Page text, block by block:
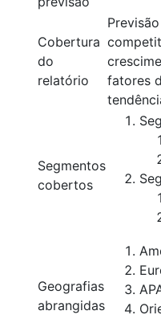
Cobertura
do
relatório
fatores
Segmentos
cobertos
Geografias
abrangidas